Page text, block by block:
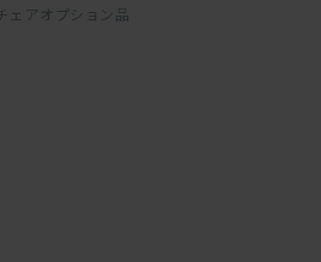
ェアオプション品